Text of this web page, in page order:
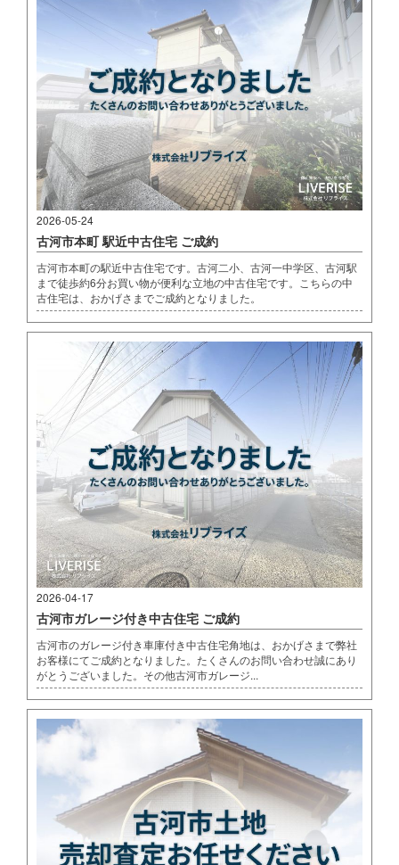
2026-05-24
古河市本町 駅近中古住宅 ご成約
古河市本町の駅近中古住宅です。古河二小、古河一中学区、古河駅
まで徒歩約6分お買い物が便利な立地の中古住宅です。こちらの中
古住宅は、おかげさまでご成約となりました。
2026-04-17
古河市ガレージ付き中古住宅 ご成約
古河市のガレージ付き車庫付き中古住宅角地は、おかげさまで弊社
お客様にてご成約となりました。たくさんのお問い合わせ誠にあり
がとうございました。その他古河市ガレージ...